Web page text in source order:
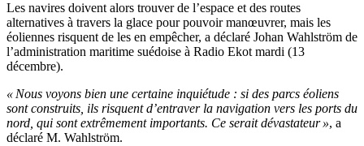
Les navires doivent alors trouver de l’espace et des routes
alternatives à travers la glace pour pouvoir manœuvrer, mais les
éoliennes risquent de les en empêcher, a déclaré Johan Wahlström de
l’administration maritime suédoise à Radio Ekot mardi (13
décembre).
« Nous voyons bien une certaine inquiétude : si des parcs éoliens
sont construits, ils risquent d’entraver la navigation vers les ports du
nord, qui sont extrêmement importants. Ce serait dévastateur », a
déclaré M. Wahlström.